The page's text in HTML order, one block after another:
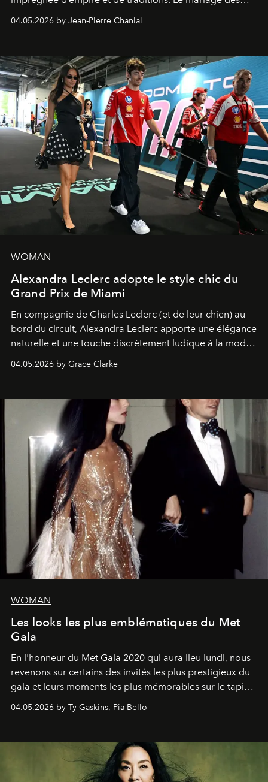
extrêmes fait merveille.
04.05.2026 by Jean-Pierre Chanial
WOMAN
Alexandra Leclerc adopte le style chic du
Grand Prix de Miami
En compagnie de Charles Leclerc (et de leur chien) au
bord du circuit, Alexandra Leclerc apporte une élégance
naturelle et une touche discrètement ludique à la mode
de la Formule 1.
04.05.2026 by Grace Clarke
WOMAN
Les looks les plus emblématiques du Met
Gala
En l'honneur du Met Gala 2020 qui aura lieu lundi, nous
revenons sur certains des invités les plus prestigieux du
gala et leurs moments les plus mémorables sur le tapis
04.05.2026 by Ty Gaskins, Pia Bello